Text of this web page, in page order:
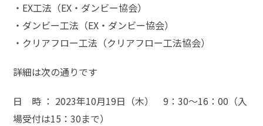
・EX工法（EX・ダンビー協会）
・ダンビー工法（EX・ダンビー協会）
・クリアフロー工法（クリアフロー工法協会）
詳細は次の通りです
日 時 ： 2023年10月19日（木） 9：30～16：00（入
場受付は15：30まで）